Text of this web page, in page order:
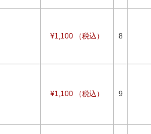
¥1,100 （税込） 8
¥1,100 （税込） 9